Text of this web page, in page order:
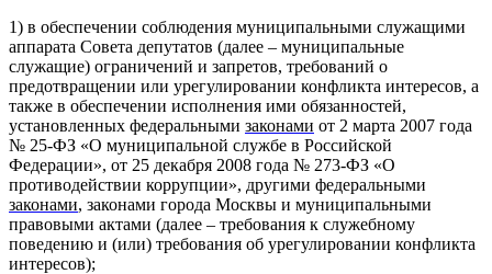
1) в обеспечении соблюдения муниципальными служащими
аппарата Совета депутатов (далее – муниципальные
служащие) ограничений и запретов, требований о
предотвращении или урегулировании конфликта интересов, а
также в обеспечении исполнения ими обязанностей,
установленных федеральными законами от 2 марта 2007 года
№ 25-ФЗ «О муниципальной службе в Российской
Федерации», от 25 декабря 2008 года № 273-ФЗ «О
противодействии коррупции», другими федеральными
законами, законами города Москвы и муниципальными
правовыми актами (далее – требования к служебному
поведению и (или) требования об урегулировании конфликта
интересов);